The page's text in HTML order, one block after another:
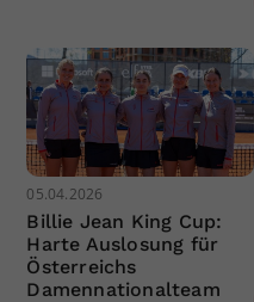
05.04.2026
Billie Jean King Cup:
Harte Auslosung für
Österreichs
Damennationalteam